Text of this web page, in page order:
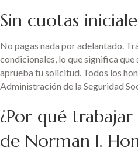
Sin cuotas
No pagas nada por adelantado.
condicionales, lo que significa
aprueba tu solicitud. Todos los
Administración de la Seguridad
¿Por qué
de Norman J.